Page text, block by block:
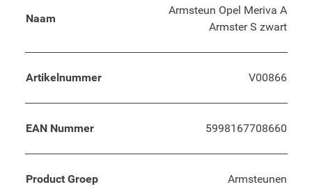
Naam
Armsteun Opel Meriva A
Armster S zwart
Artikelnummer V00866
EAN Nummer 5998167708660
Product Groep Armsteunen